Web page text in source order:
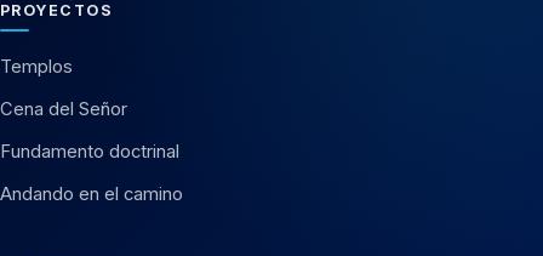
PROYECTOS
Templos
Cena del Señor
Fundamento doctrinal
Andando en el camino